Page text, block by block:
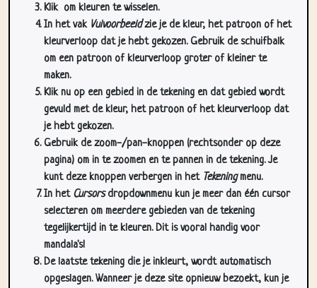
kleurverloop dat je hebt gekozen. Gebruik de schuifbalk
om een patroon of kleurverloop groter of kleiner te
maken.
Klik nu op een gebied in de tekening en dat gebied wordt
gevuld met de kleur, het patroon of het kleurverloop dat
je hebt gekozen.
Gebruik de zoom-/pan-knoppen (rechtsonder op deze
pagina) om in te zoomen en te pannen in de tekening. Je
kunt deze knoppen verbergen in hetTekeningmenu.
In hetCursorsdropdownmenu kun je meer dan één cursor
selecteren om meerdere gebieden van de tekening
tegelijkertijd in te kleuren. Dit is vooral handig voor
mandala's!
De laatste tekening die je inkleurt, wordt automatisch
opgeslagen. Wanneer je deze site opnieuw bezoekt, kun je
verdergaan waar je was gebleven.
Je kunt je werk ook opslaan als.clrng-bestand op je